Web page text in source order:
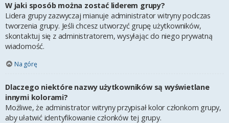
W jaki sposób można zostać liderem grupy?
Lidera grupy zazwyczaj mianuje administrator witryny podczas
tworzenia grupy. Jeśli chcesz utworzyć grupę użytkowników,
skontaktuj się z administratorem, wysyłając do niego prywatną
wiadomość.
Na górę
Dlaczego niektóre nazwy użytkowników są wyświetlane
innymi kolorami?
Możliwe, że administrator witryny przypisał kolor członkom grupy,
aby ułatwić identyfikowanie członków tej grupy.